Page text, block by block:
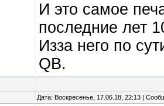
И это самое
последние лет
Изза него по
QB.
Дата: Воскресенье, 17.06.18, 22:13 |